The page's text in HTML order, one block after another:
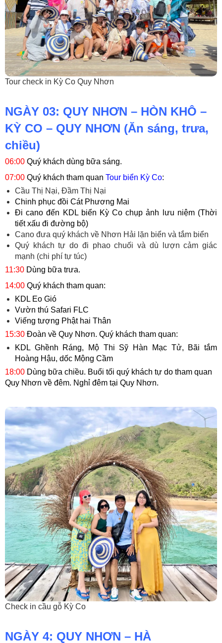
Tour check in Kỳ Co Quy Nhơn
NGÀY 03: QUY NHƠN – HÒN KHÔ –
KỲ CO – QUY NHƠN (Ăn sáng, trưa,
chiều)
06:00 Quý khách dùng bữa sáng.
07:00 Quý khách tham quan Tour biển Kỳ Co:
Cầu Thị Nại, Đầm Thị Nại
Chinh phục đồi Cát Phương Mai
Đi cano đến KDL biển Kỳ Co chụp ảnh lưu niệm (Thời
tiết xấu đi đường bộ)
Cano đưa quý khách về Nhơn Hải lặn biển và tắm biển
Quý khách tự do đi phao chuối và dù lượn cảm giác
mạnh (chi phí tự túc)
11:30 Dùng bữa trưa.
14:00 Quý khách tham quan:
KDL Eo Gió
Vườn thú Safari FLC
Viếng tượng Phật hai Thân
15:30 Đoàn về Quy Nhơn. Quý khách tham quan:
KDL Ghềnh Ráng, Mộ Thi Sỹ Hàn Mạc Tử, Bãi tắm
Hoàng Hậu, dốc Mộng Cầm
18:00 Dùng bữa chiều. Buổi tối quý khách tự do tham quan
Quy Nhơn về đêm. Nghỉ đêm tại Quy Nhơn.
Check in cầu gỗ Kỳ Co
NGÀY 4: QUY NHƠN – HÀ